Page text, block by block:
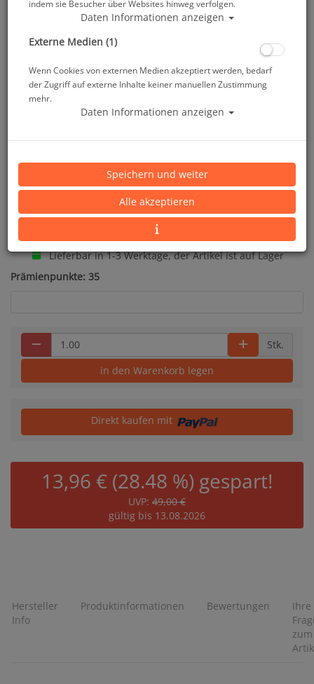
Polaris Softblei im Nylonsack - 2,5 kg
Artikelnr.: pol-20925
Herstellerpreis: 49,00 €
35,05 €*
Lieferbar in 1-3 Werktage, der Artikel ist auf Lager
Prämienpunkte: 35
Stk.
in den Warenkorb legen
Direkt kaufen mit
13,96 € (28.48 %) gespart!
UVP: 49,00 €
gültig bis 13.08.2026
Hersteller
Info
Produktinformationen Bewertungen
Ihre
zum
indem sie Besucher über Websites hinweg verfolgen.
Daten Informationen anzeigen
Externe Medien (1)
Wenn Cookies von externen Medien akzeptiert werden, bedarf
der Zugriff auf externe Inhalte keiner manuellen Zustimmung
mehr.
Daten Informationen anzeigen
Speichern und weiter
Alle akzeptieren